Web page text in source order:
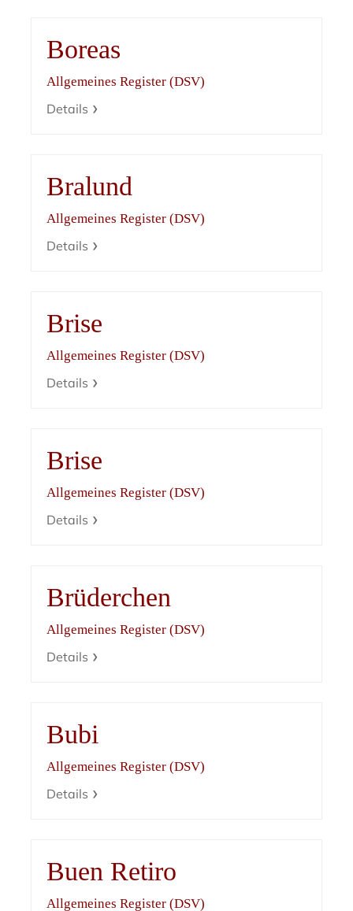
Boreas
Allgemeines Register (DSV)
Details
Bralund
Allgemeines Register (DSV)
Details
Brise
Allgemeines Register (DSV)
Details
Brise
Allgemeines Register (DSV)
Details
Brüderchen
Allgemeines Register (DSV)
Details
Bubi
Allgemeines Register (DSV)
Details
Buen Retiro
Allgemeines Register (DSV)